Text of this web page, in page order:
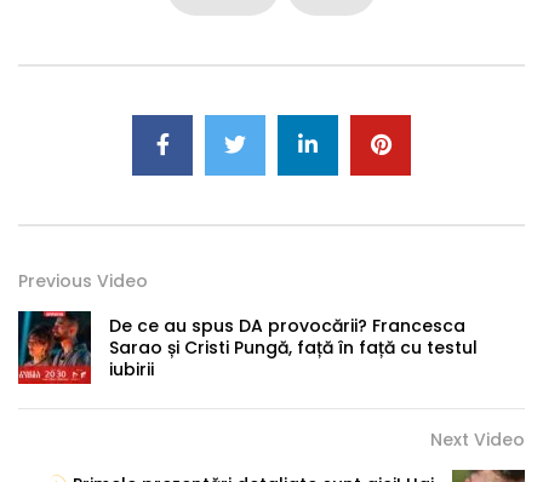
Previous Video
De ce au spus DA provocării? Francesca
Sarao și Cristi Pungă, față în față cu testul
iubirii
Next Video